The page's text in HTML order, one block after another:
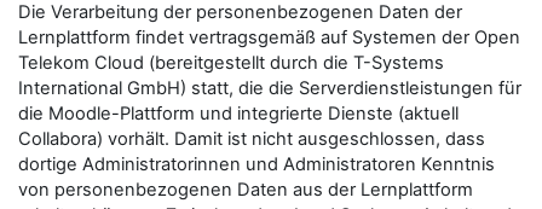
Die Verarbeitung der personenbezogenen Daten der
Lernplattform findet vertragsgemäß auf Systemen der Open
Telekom Cloud (bereitgestellt durch die T-Systems
International GmbH) statt, die die Serverdienstleistungen für
die Moodle-Plattform und integrierte Dienste (aktuell
Collabora) vorhält. Damit ist nicht ausgeschlossen, dass
dortige Administratorinnen und Administratoren Kenntnis
von personenbezogenen Daten aus der Lernplattform